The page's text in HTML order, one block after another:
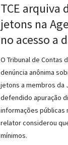
TCE arquiva
jetons na
no acesso a
O Tribunal de Contas
denúncia anônima
jetons a membros da
defendido apuração
informações públicas
relator considerou
mínimos.